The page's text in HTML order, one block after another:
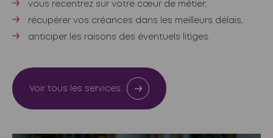
vous recentrez sur votre cœur de métier,
récupérer vos créances dans les meilleurs délais,
anticiper les raisons des éventuels litiges.
Voir tous les services